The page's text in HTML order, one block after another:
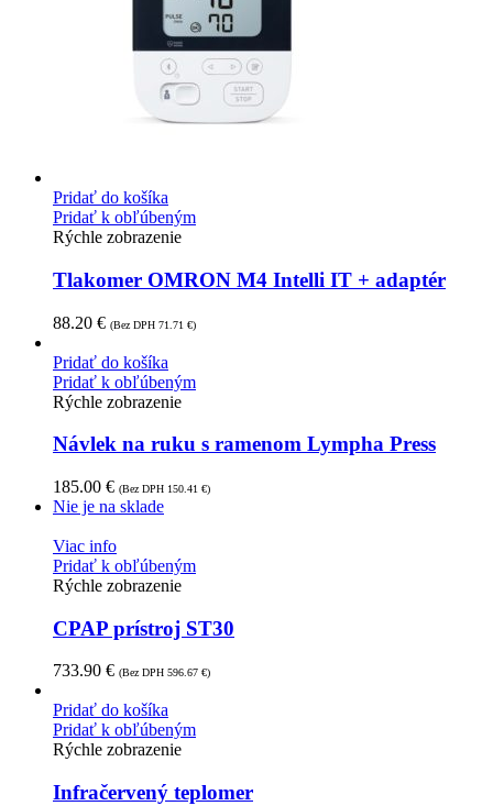
Pridať do košíka
Pridať k obľúbeným
Rýchle zobrazenie
Tlakomer OMRON M4 Intelli IT + adaptér
88.20 € (Bez DPH 71.71 €)
Pridať do košíka
Pridať k obľúbeným
Rýchle zobrazenie
Návlek na ruku s ramenom Lympha Press
185.00 € (Bez DPH 150.41 €)
Nie je na sklade
Viac info
Pridať k obľúbeným
Rýchle zobrazenie
CPAP prístroj ST30
733.90 € (Bez DPH 596.67 €)
Pridať do košíka
Pridať k obľúbeným
Rýchle zobrazenie
Infračervený teplomer